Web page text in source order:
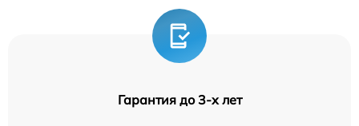
Гарантия до 3-х лет